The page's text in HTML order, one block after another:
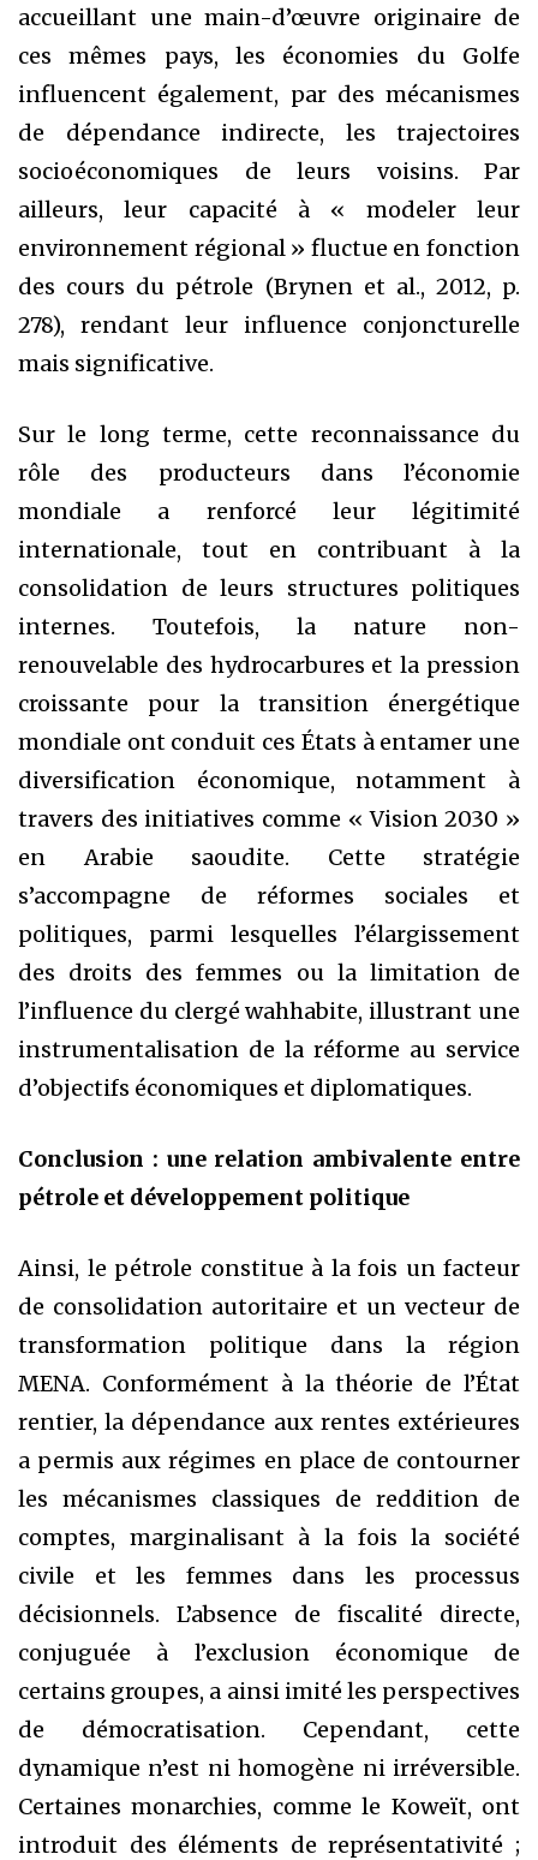
accueillant une main-d’œuvre originaire de
ces mêmes pays, les économies du Golfe
influencent également, par des mécanismes
de dépendance indirecte, les trajectoires
socioéconomiques de leurs voisins. Par
ailleurs, leur capacité à « modeler leur
environnement régional » fluctue en fonction
des cours du pétrole (Brynen et al., 2012, p.
278), rendant leur influence conjoncturelle
mais significative.
Sur le long terme, cette reconnaissance du
rôle des producteurs dans l’économie
mondiale a renforcé leur légitimité
internationale, tout en contribuant à la
consolidation de leurs structures politiques
internes. Toutefois, la nature non-
renouvelable des hydrocarbures et la pression
croissante pour la transition énergétique
mondiale ont conduit ces États à entamer une
diversification économique, notamment à
travers des initiatives comme « Vision 2030 »
en Arabie saoudite. Cette stratégie
s’accompagne de réformes sociales et
politiques, parmi lesquelles l’élargissement
des droits des femmes ou la limitation de
l’influence du clergé wahhabite, illustrant une
instrumentalisation de la réforme au service
d’objectifs économiques et diplomatiques.
Conclusion : une relation ambivalente entre
pétrole et développement politique
Ainsi, le pétrole constitue à la fois un facteur
de consolidation autoritaire et un vecteur de
transformation politique dans la région
MENA. Conformément à la théorie de l’État
rentier, la dépendance aux rentes extérieures
a permis aux régimes en place de contourner
les mécanismes classiques de reddition de
comptes, marginalisant à la fois la société
civile et les femmes dans les processus
décisionnels. L’absence de fiscalité directe,
conjuguée à l’exclusion économique de
certains groupes, a ainsi imité les perspectives
de démocratisation. Cependant, cette
dynamique n’est ni homogène ni irréversible.
Certaines monarchies, comme le Koweït, ont
introduit des éléments de représentativité ;